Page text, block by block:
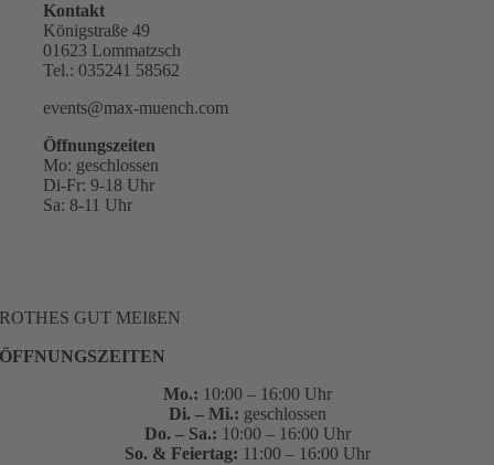
Kontakt
Königstraße 49
01623 Lommatzsch
Tel.: 035241 58562
events@max-muench.com
Öffnungszeiten
Mo: geschlossen
Di-Fr: 9-18 Uhr
Sa: 8-11 Uhr
ROTHES GUT MEIßEN
ÖFFNUNGSZEITEN
Mo.: 10:00 – 16:00 Uhr
Di. – Mi.: geschlossen
Do. – Sa.: 10:00 – 16:00 Uhr
So. & Feiertag: 11:00 – 16:00 Uhr